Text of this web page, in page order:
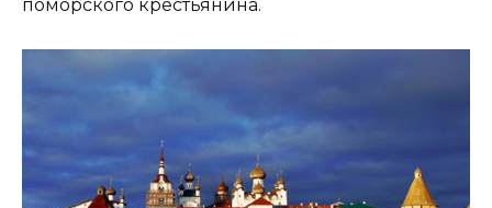
поморского крестьянина.